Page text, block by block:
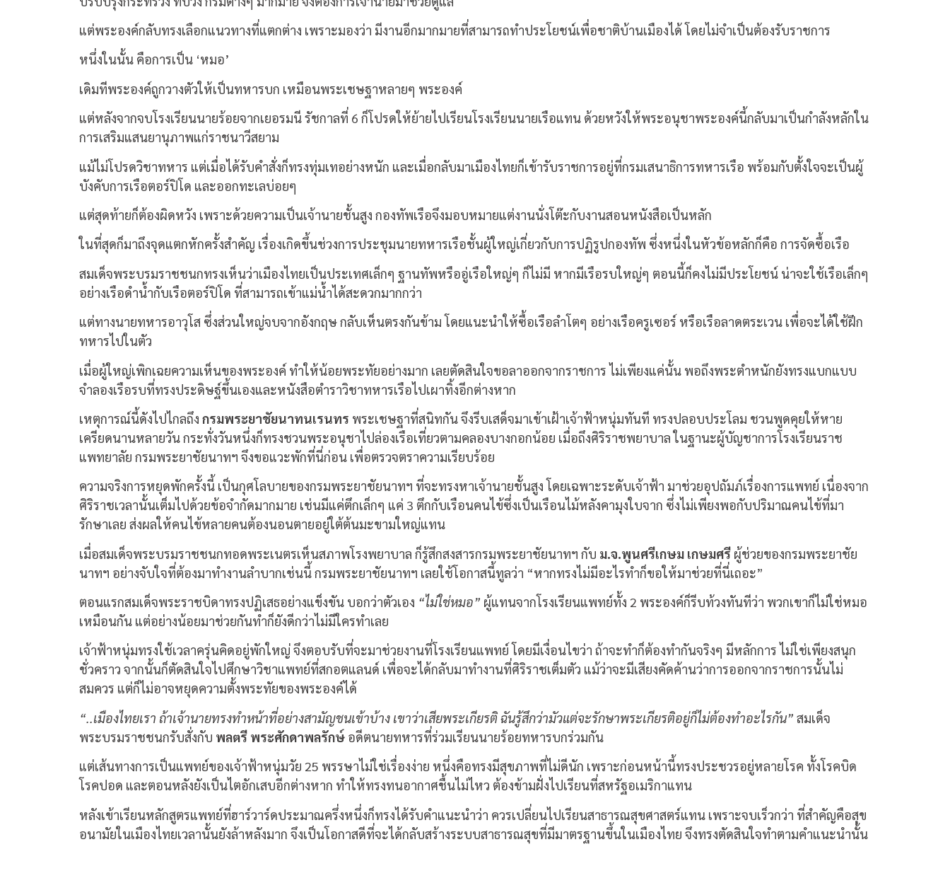
แต่พระองค์กลับทรงเลือกแนวทางที่แตกต่าง เพราะมองว่า มีงานอีกมากมายที่สามารถทำประโยชน์เพื่อชาติบ้านเมืองได้ โดยไม่จำเป็นต้องรับราชการ
หนึ่งในนั้น คือการเป็น ‘หมอ’
เดิมทีพระองค์ถูกวางตัวให้เป็นทหารบก เหมือนพระเชษฐาหลายๆ พระองค์
แต่หลังจากจบโรงเรียนนายร้อยจากเยอรมนี รัชกาลที่ 6 ก็โปรดให้ย้ายไปเรียนโรงเรียนนายเรือแทน ด้วยหวังให้พระอนุชาพระองค์นี้กลับมาเป็นกำลังหลักใน
การเสริมแสนยานุภาพแก่ราชนาวีสยาม
แม้ไม่โปรดวิชาทหาร แต่เมื่อได้รับคำสั่งก็ทรงทุ่มเทอย่างหนัก และเมื่อกลับมาเมืองไทยก็เข้ารับราชการอยู่ที่กรมเสนาธิการทหารเรือ พร้อมกับตั้งใจจะเป็นผู้
บังคับการเรือตอร์ปิโด และออกทะเลบ่อยๆ
แต่สุดท้ายก็ต้องผิดหวัง เพราะด้วยความเป็นเจ้านายชั้นสูง กองทัพเรือจึงมอบหมายแต่งานนั่งโต๊ะกับงานสอนหนังสือเป็นหลัก
ในที่สุดก็มาถึงจุดแตกหักครั้งสำคัญ เรื่องเกิดขึ้นช่วงการประชุมนายทหารเรือชั้นผู้ใหญ่เกี่ยวกับการปฏิรูปกองทัพ ซึ่งหนึ่งในหัวข้อหลักก็คือ การจัดซื้อเรือ
สมเด็จพระบรมราชชนกทรงเห็นว่าเมืองไทยเป็นประเทศเล็กๆ ฐานทัพหรืออู่เรือใหญ่ๆ ก็ไม่มี หากมีเรือรบใหญ่ๆ ตอนนี้ก็คงไม่มีประโยชน์ น่าจะใช้เรือเล็กๆ
อย่างเรือดำน้ำกับเรือตอร์ปิโด ที่สามารถเข้าแม่น้ำได้สะดวกมากกว่า
แต่ทางนายทหารอาวุโส ซึ่งส่วนใหญ่จบจากอังกฤษ กลับเห็นตรงกันข้าม โดยแนะนำให้ซื้อเรือลำโตๆ อย่างเรือครูเซอร์ หรือเรือลาดตระเวน เพื่อจะได้ใช้ฝึก
ทหารไปในตัว
เมื่อผู้ใหญ่เพิกเฉยความเห็นของพระองค์ ทำให้น้อยพระทัยอย่างมาก เลยตัดสินใจขอลาออกจากราชการ ไม่เพียงแค่นั้น พอถึงพระตำหนักยังทรงแบกแบบ
จำลองเรือรบที่ทรงประดิษฐ์ขึ้นเองและหนังสือตำราวิชาทหารเรือไปเผาทิ้งอีกต่างหาก
เหตุการณ์นี้ดังไปไกลถึง กรมพระยาชัยนาทนเรนทร พระเชษฐาที่สนิทกัน จึงรีบเสด็จมาเข้าเฝ้าเจ้าฟ้าหนุ่มทันที ทรงปลอบประโลม ชวนพูดคุยให้หาย
เครียดนานหลายวัน กระทั่งวันหนึ่งก็ทรงชวนพระอนุชาไปล่องเรือเที่ยวตามคลองบางกอกน้อย เมื่อถึงศิริราชพยาบาล ในฐานะผู้บัญชาการโรงเรียนราช
แพทยาลัย กรมพระยาชัยนาทฯ จึงขอแวะพักที่นี่ก่อน เพื่อตรวจตราความเรียบร้อย
ความจริงการหยุดพักครั้งนี้ เป็นกุศโลบายของกรมพระยาชัยนาทฯ ที่จะทรงหาเจ้านายชั้นสูง โดยเฉพาะระดับเจ้าฟ้า มาช่วยอุปถัมภ์เรื่องการแพทย์ เนื่องจาก
ศิริราชเวลานั้นเต็มไปด้วยข้อจำกัดมากมาย เช่นมีแค่ตึกเล็กๆ แค่ 3 ตึกกับเรือนคนไข้ซึ่งเป็นเรือนไม้หลังคามุงใบจาก ซึ่งไม่เพียงพอกับปริมาณคนไข้ที่มา
รักษาเลย ส่งผลให้คนไข้หลายคนต้องนอนตายอยู่ใต้ต้นมะขามใหญ่แทน
เมื่อสมเด็จพระบรมราชชนกทอดพระเนตรเห็นสภาพโรงพยาบาล ก็รู้สึกสงสารกรมพระยาชัยนาทฯ กับ ม.จ.พูนศรีเกษม เกษมศรี ผู้ช่วยของกรมพระยาชัย
นาทฯ อย่างจับใจที่ต้องมาทำงานลำบากเช่นนี้ กรมพระยาชัยนาทฯ เลยใช้โอกาสนี้ทูลว่า “หากทรงไม่มีอะไรทำก็ขอให้มาช่วยที่นี่เถอะ”
ตอนแรกสมเด็จพระราชบิดาทรงปฏิเสธอย่างแข็งขัน บอกว่าตัวเอง “ไม่ใช่หมอ” ผู้แทนจากโรงเรียนแพทย์ทั้ง 2 พระองค์ก็รีบท้วงทันทีว่า พวกเขาก็ไม่ใช่หมอ
เหมือนกัน แต่อย่างน้อยมาช่วยกันทำก็ยังดีกว่าไม่มีใครทำเลย
เจ้าฟ้าหนุ่มทรงใช้เวลาครุ่นคิดอยู่พักใหญ่ จึงตอบรับที่จะมาช่วยงานที่โรงเรียนแพทย์ โดยมีเงื่อนไขว่า ถ้าจะทำก็ต้องทำกันจริงๆ มีหลักการ ไม่ใช่เพียงสนุก
ชั่วคราว จากนั้นก็ตัดสินใจไปศึกษาวิชาแพทย์ที่สกอตแลนด์ เพื่อจะได้กลับมาทำงานที่ศิริราชเต็มตัว แม้ว่าจะมีเสียงคัดค้านว่าการออกจากราชการนั้นไม่
สมควร แต่ก็ไม่อาจหยุดความตั้งพระทัยของพระองค์ได้
“..เมืองไทยเรา ถ้าเจ้านายทรงทำหน้าที่อย่างสามัญชนเข้าบ้าง เขาว่าเสียพระเกียรติ ฉันรู้สึกว่ามัวแต่จะรักษาพระเกียรติอยู่ก็ไม่ต้องทำอะไรกัน” สมเด็จ
พระบรมราชชนกรับสั่งกับ พลตรี พระศักดาพลรักษ์ อดีตนายทหารที่ร่วมเรียนนายร้อยทหารบกร่วมกัน
แต่เส้นทางการเป็นแพทย์ของเจ้าฟ้าหนุ่มวัย 25 พรรษาไม่ใช่เรื่องง่าย หนึ่งคือทรงมีสุขภาพที่ไม่ดีนัก เพราะก่อนหน้านี้ทรงประชวรอยู่หลายโรค ทั้งโรคบิด
โรคปอด และตอนหลังยังเป็นไตอักเสบอีกต่างหาก ทำให้ทรงทนอากาศชื้นไม่ไหว ต้องข้ามฝั่งไปเรียนที่สหรัฐอเมริกาแทน
หลังเข้าเรียนหลักสูตรแพทย์ที่ฮาร์วาร์ดประมาณครึ่งหนึ่งก็ทรงได้รับคำแนะนำว่า ควรเปลี่ยนไปเรียนสาธารณสุขศาสตร์แทน เพราะจบเร็วกว่า ที่สำคัญคือสุข
อนามัยในเมืองไทยเวลานั้นยังล้าหลังมาก จึงเป็นโอกาสดีที่จะได้กลับสร้างระบบสาธารณสุขที่มีมาตรฐานขึ้นในเมืองไทย จึงทรงตัดสินใจทำตามคำแนะนำนั้น